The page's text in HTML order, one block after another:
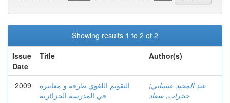
Showing results 1 to 2 of 2
Issue
Date
Title Author(s)
2009
التقويم اللغوي طرقه و معاييره
في المدرسة الجزائرية
عبد المجيد عيساني;
جخراب, سعاد